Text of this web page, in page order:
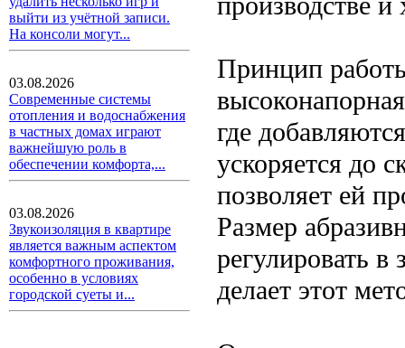
выйти из учётной записи.
На консоли могут...
03.08.2026
Современные системы
отопления и водоснабжения
в частных домах играют
важнейшую роль в
обеспечении комфорта,...
03.08.2026
Звукоизоляция в квартире
является важным аспектом
комфортного проживания,
особенно в условиях
городской суеты и...
Принцип
где
ускоряется до
позволяет ей
Размер
регулировать в
делает этот